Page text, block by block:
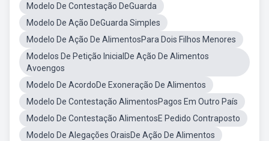
Modelo De Contestação DeGuarda
Modelo De Ação DeGuarda Simples
Modelo De Ação De AlimentosPara Dois Filhos Menores
Modelos De Petição InicialDe Ação De Alimentos
Avoengos
Modelo De AcordoDe Exoneração De Alimentos
Modelo De Contestação AlimentosPagos Em Outro País
Modelo De Contestação AlimentosE Pedido Contraposto
Modelo De Alegações OraisDe Ação De Alimentos